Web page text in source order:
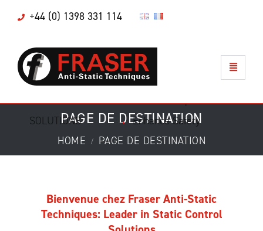
+44 (0) 1398 331 114
PAGE DE DESTINATION
HOME PAGE DE DESTINATION
SPECIALIST
STATIC CONTROL
CLEANING
SOLUTIONS
→
→
→
→
Reduce cost
Improve productivity
Enable Compliance
Enhance Safety
Bienvenue chez Fraser Anti-Static
Techniques: Leader in Static Control